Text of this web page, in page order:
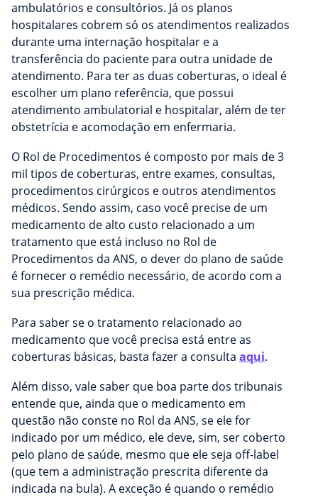
ambulatórios e consultórios. Já os planos
hospitalares cobrem só os atendimentos realizados
durante uma internação hospitalar e a
transferência do paciente para outra unidade de
atendimento. Para ter as duas coberturas, o ideal é
escolher um plano referência, que possui
atendimento ambulatorial e hospitalar, além de ter
obstetrícia e acomodação em enfermaria.
O Rol de Procedimentos é composto por mais de 3
mil tipos de coberturas, entre exames, consultas,
procedimentos cirúrgicos e outros atendimentos
médicos. Sendo assim, caso você precise de um
medicamento de alto custo relacionado a um
tratamento que está incluso no Rol de
Procedimentos da ANS, o dever do plano de saúde
é fornecer o remédio necessário, de acordo com a
sua prescrição médica.
Para saber se o tratamento relacionado ao
medicamento que você precisa está entre as
coberturas básicas, basta fazer a consulta aqui.
Além disso, vale saber que boa parte dos tribunais
entende que, ainda que o medicamento em
questão não conste no Rol da ANS, se ele for
indicado por um médico, ele deve, sim, ser coberto
pelo plano de saúde, mesmo que ele seja off-label
(que tem a administração prescrita diferente da
indicada na bula). A exceção é quando o remédio